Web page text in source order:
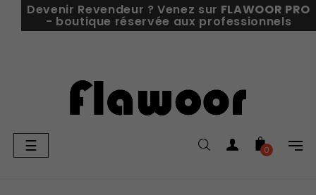
Devenir Revendeur ? Venez sur FLAWOOR PRO
- boutique réservée aux professionnels
Basculer
la
☰ 0